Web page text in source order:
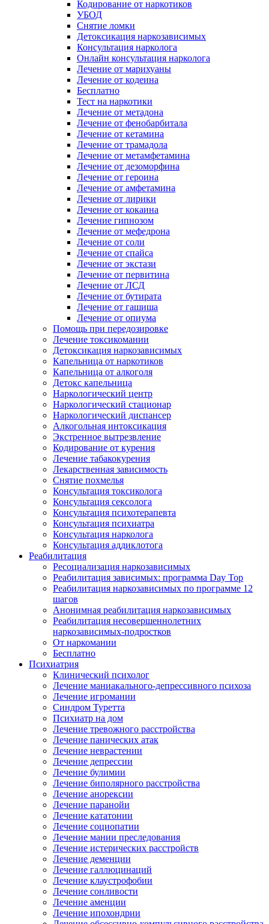
Кодирование от наркотиков
УБОД
Снятие ломки
Детоксикация наркозависимых
Консультация нарколога
Онлайн консультация нарколога
Лечение от марихуаны
Лечение от кодеина
Бесплатно
Тест на наркотики
Лечение от метадона
Лечение от фенобарбитала
Лечение от кетамина
Лечение от трамадола
Лечение от метамфетамина
Лечение от дезоморфина
Лечение от героина
Лечение от амфетамина
Лечение от лирики
Лечение от кокаина
Лечение гипнозом
Лечение от мефедрона
Лечение от соли
Лечение от спайса
Лечение от экстази
Лечение от первитина
Лечение от ЛСД
Лечение от бутирата
Лечение от гашиша
Лечение от опиума
Помощь при передозировке
Лечение токсикомании
Детоксикация наркозависимых
Капельница от наркотиков
Капельница от алкоголя
Детокс капельница
Наркологический центр
Наркологический стационар
Наркологический диспансер
Алкогольная интоксикация
Экстренное вытрезвление
Кодирование от курения
Лечение табакокурения
Лекарственная зависимость
Снятие похмелья
Консультация токсиколога
Консультация сексолога
Консультация психотерапевта
Консультация психиатра
Консультация нарколога
Консультация аддиклотога
Реабилитация
Ресоциализация наркозависимых
Реабилитация зависимых: программа Day Top
Реабилитация наркозависимых по программе 12
шагов
Анонимная реабилитация наркозависимых
Реабилитация несовершеннолетних
наркозависимых-подростков
От наркомании
Бесплатно
Психиатрия
Клинический психолог
Лечение маниакального-депрессивного психоза
Лечение игромании
Синдром Туретта
Психиатр на дом
Лечение тревожного расстройства
Лечение панических атак
Лечение неврастении
Лечение депрессии
Лечение булимии
Лечение биполярного расстройства
Лечение анорексии
Лечение паранойи
Лечение кататонии
Лечение социопатии
Лечение мании преследования
Лечение истерических расстройств
Лечение деменции
Лечение галлюцинаций
Лечение клаустрофобии
Лечение сонливости
Лечение аменции
Лечение ипохондрии